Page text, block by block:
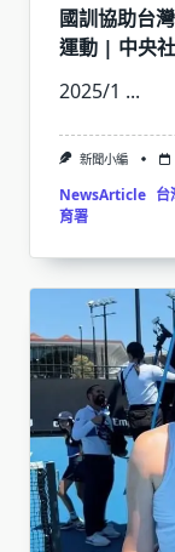
國訓協助台
運動 | 中央
2025/1 ...
新聞小編
NewsArticle 台
育署